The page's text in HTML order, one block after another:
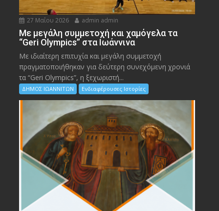
27 Μαΐου 2026 admin admin
Με μεγάλη συμμετοχή και χαμόγελα τα
“Geri Olympics” στα Ιωάννινα
Με ιδιαίτερη επιτυχία και μεγάλη συμμετοχή
πραγματοποιήθηκαν για δεύτερη συνεχόμενη χρονιά
τα “Geri Olympics”, η ξεχωριστή...
ΔΗΜΟΣ ΙΩΑΝΝΙΤΩΝ Ενδιαφέρουσες Ιστορίες